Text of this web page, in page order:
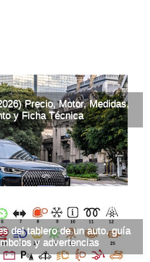
Precio, Motor, Medidas,
y Ficha Técnica
del tablero de un auto, guía
y advertencias